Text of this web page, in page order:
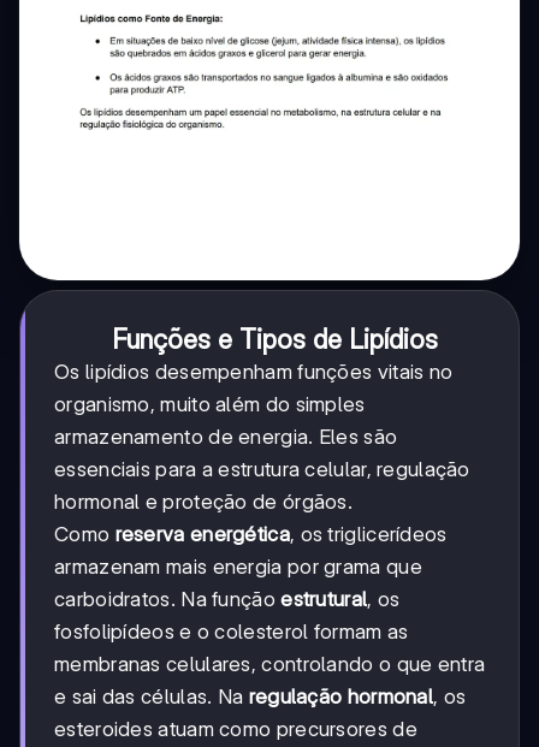
Funções e Tipos de Lipídios
Os lipídios desempenham funções vitais no
organismo, muito além do simples
armazenamento de energia. Eles são
essenciais para a estrutura celular, regulação
hormonal e proteção de órgãos.
Como reserva energética, os triglicerídeos
armazenam mais energia por grama que
carboidratos. Na funçãoestrutural, os
fosfolipídeos e o colesterol formam as
membranas celulares, controlando o que entra
e sai das células. Na regulação hormonal, os
esteroides atuam como precursores de